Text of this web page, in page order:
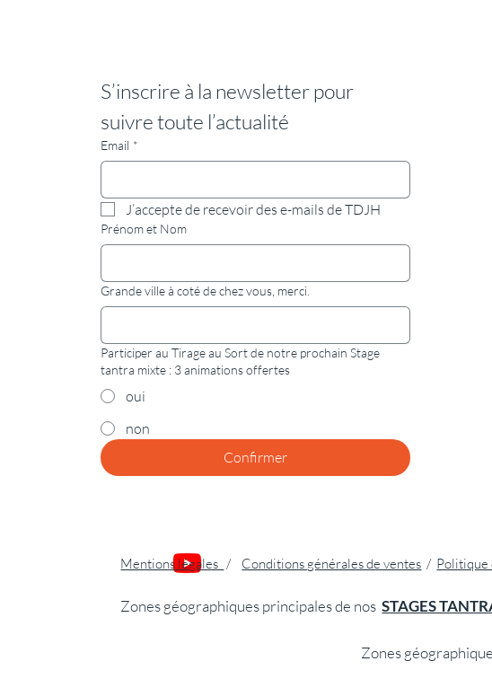
S’inscrire à la newsletter pour
suivre toute l’actualité
Email *
J’accepte de recevoir des e-mails de TDJH
Prénom et Nom
Grande ville à coté de chez vous, merci.
Participer au Tirage au Sort de notre prochain Stage
tantra mixte : 3 animations offertes
oui
non
Confirmer
Mentions légales / Conditions générales de ventes / Politique
Zones géographiques principales de nosSTAGES
Zones